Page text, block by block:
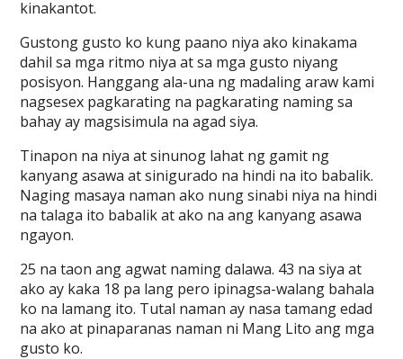
kinakantot.
Gustong gusto ko kung paano niya ako kinakama
dahil sa mga ritmo niya at sa mga gusto niyang
posisyon. Hanggang ala-una ng madaling araw kami
nagsesex pagkarating na pagkarating naming sa
bahay ay magsisimula na agad siya.
Tinapon na niya at sinunog lahat ng gamit ng
kanyang asawa at sinigurado na hindi na ito babalik.
Naging masaya naman ako nung sinabi niya na hindi
na talaga ito babalik at ako na ang kanyang asawa
ngayon.
25 na taon ang agwat naming dalawa. 43 na siya at
ako ay kaka 18 pa lang pero ipinagsa-walang bahala
ko na lamang ito. Tutal naman ay nasa tamang edad
na ako at pinaparanas naman ni Mang Lito ang mga
gusto ko.